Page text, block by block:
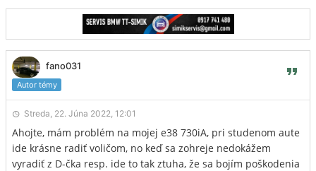
fano031
Autor témy
Streda, 22. Júna 2022, 12:01
Ahojte, mám problém na mojej e38 730iA, pri studenom aute
ide krásne radiť voličom, no keď sa zohreje nedokážem
vyradiť z D-čka resp. ide to tak ztuha, že sa bojím poškodenia